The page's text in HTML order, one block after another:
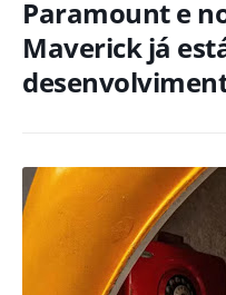
Paramount e
Maverick já